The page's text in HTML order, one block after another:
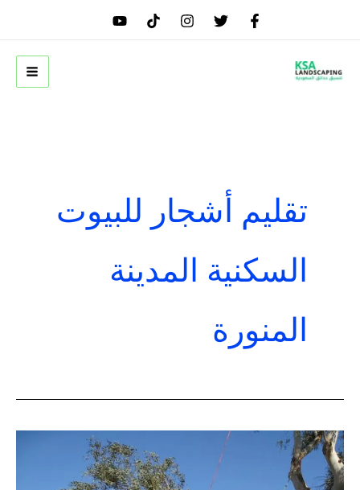
تقليم أشجار للبيوت
السكنية المدينة
المنورة
عامل
قص
شجر